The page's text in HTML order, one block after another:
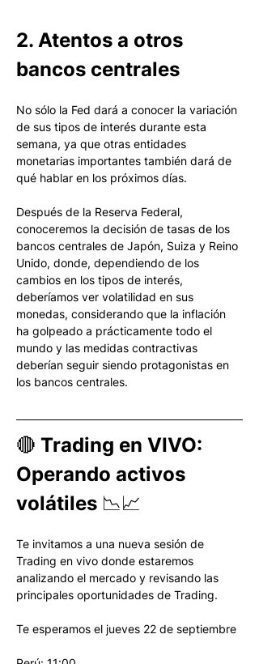
2. Atentos a otros
bancos centrales
No sólo la Fed dará a conocer la variación
de sus tipos de interés durante esta
semana, ya que otras entidades
monetarias importantes también dará de
qué hablar en los próximos días.
Después de la Reserva Federal,
conoceremos la decisión de tasas de los
bancos centrales de Japón, Suiza y Reino
Unido, donde, dependiendo de los
cambios en los tipos de interés,
deberíamos ver volatilidad en sus
monedas, considerando que la inflación
ha golpeado a prácticamente todo el
mundo y las medidas contractivas
deberían seguir siendo protagonistas en
los bancos centrales.
🔴 Trading en VIVO:
Operando activos
volátiles 📉📈
Te invitamos a una nueva sesión de
Trading en vivo donde estaremos
analizando el mercado y revisando las
principales oportunidades de Trading.
Te esperamos el jueves 22 de septiembre